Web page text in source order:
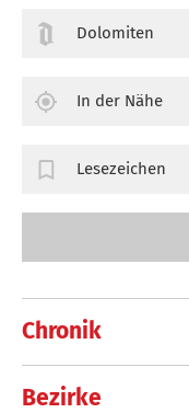
Chronik
Bezirke
Dolomiten
In der Nähe
Lesezeichen